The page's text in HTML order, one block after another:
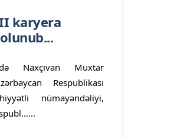
karyera
Naxçıvan Muxtar
Respublikası
nümayəndəliyi,